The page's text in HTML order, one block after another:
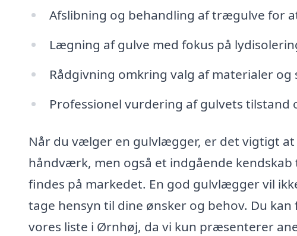
Afslibning og behandling af trægulve for
Lægning af gulve med fokus på
Rådgivning omkring valg af materialer
Professionel vurdering af gulvets tilstand
Når du vælger en gulvlægger, er det vigtigt
håndværk, men også et indgående
findes på markedet. En god gulvlægger vil
tage hensyn til dine ønsker og behov. Du
vores liste i Ørnhøj, da vi kun præsenterer